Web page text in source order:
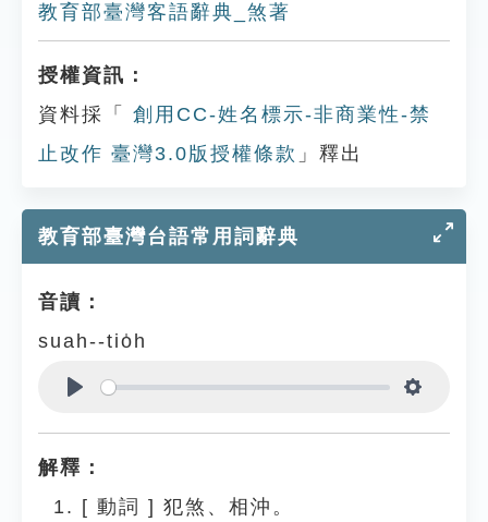
教育部臺灣客語辭典_煞著
授權資訊：
資料採「
創用CC-姓名標示-非商業性-禁
止改作 臺灣3.0版授權條款 」釋出
教育部臺灣台語常用詞辭典
音讀：
suah--tio̍h
解釋：
[ 動詞 ] 犯煞、相沖。